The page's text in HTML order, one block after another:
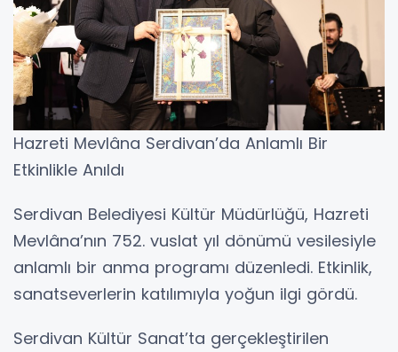
Hazreti Mevlâna Serdivan’da Anlamlı Bir
Etkinlikle Anıldı
Serdivan Belediyesi Kültür Müdürlüğü, Hazreti
Mevlâna’nın 752. vuslat yıl dönümü vesilesiyle
anlamlı bir anma programı düzenledi. Etkinlik,
sanatseverlerin katılımıyla yoğun ilgi gördü.
Serdivan Kültür Sanat’ta gerçekleştirilen